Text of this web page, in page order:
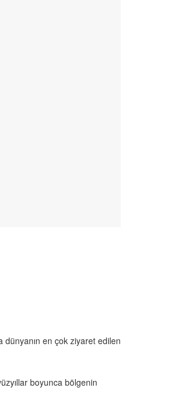
dünyanın en çok ziyaret edilen
boyunca bölgenin